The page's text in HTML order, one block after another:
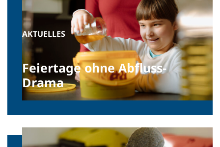
AKTUELLES
Feiertage ohne Abfluss-
Drama